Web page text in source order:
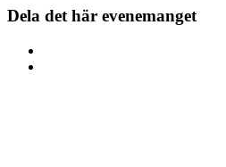
Dela det här evenemanget